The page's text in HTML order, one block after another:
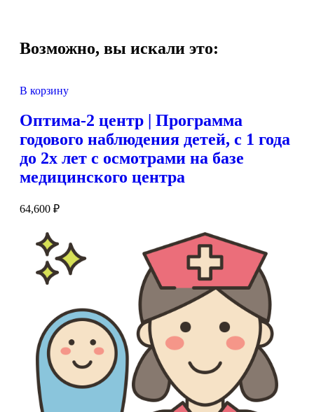
Возможно, вы искали это:
В корзину
Оптима-2 центр | Программа
годового наблюдения детей, с 1 года
до 2х лет с осмотрами на базе
медицинского центра
64,600 ₽